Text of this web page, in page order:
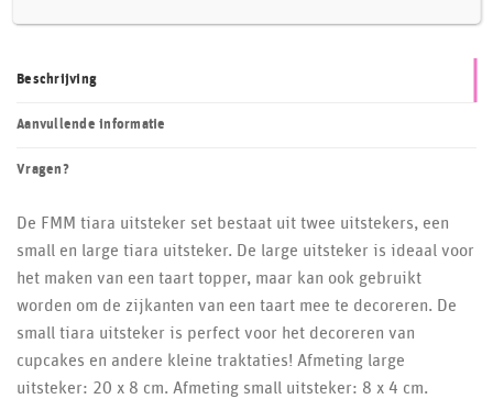
Beschrijving
Aanvullende informatie
Vragen?
De FMM tiara uitsteker set bestaat uit twee uitstekers, een
small en large tiara uitsteker. De large uitsteker is ideaal voor
het maken van een taart topper, maar kan ook gebruikt
worden om de zijkanten van een taart mee te decoreren. De
small tiara uitsteker is perfect voor het decoreren van
cupcakes en andere kleine traktaties! Afmeting large
uitsteker: 20 x 8 cm. Afmeting small uitsteker: 8 x 4 cm.